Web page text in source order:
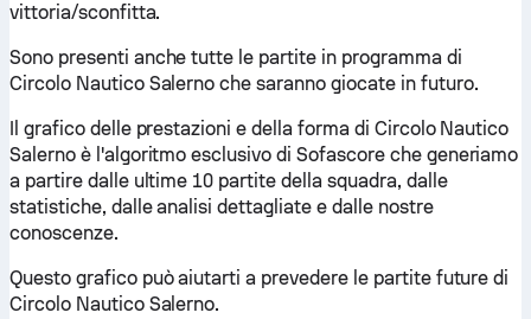
vittoria/sconfitta.
Sono presenti anche tutte le partite in programma di
Circolo Nautico Salerno che saranno giocate in futuro.
Il grafico delle prestazioni e della forma di Circolo Nautico
Salerno è l'algoritmo esclusivo di Sofascore che generiamo
a partire dalle ultime 10 partite della squadra, dalle
statistiche, dalle analisi dettagliate e dalle nostre
conoscenze.
Questo grafico può aiutarti a prevedere le partite future di
Circolo Nautico Salerno.